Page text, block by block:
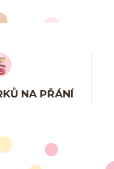
NA PŘÁNÍ